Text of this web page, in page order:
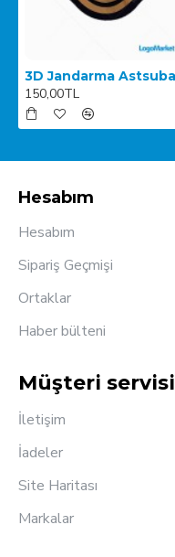
150,00TL
Hesabım
Hesabım
Sipariş Geçmişi
Ortaklar
Haber bülteni
Müşteri servisi
İletişim
İadeler
Site Haritası
Markalar